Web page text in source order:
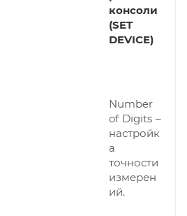
консоли
(SET
DEVICE)
Number
of Digits –
настройк
а
точности
измерен
ий.